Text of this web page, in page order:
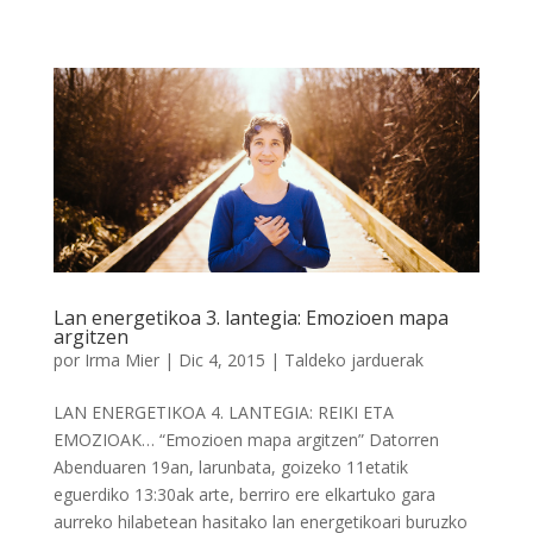
Lan energetikoa 3. lantegia: Emozioen mapa
argitzen
por Irma Mier| Dic 4, 2015 | Taldeko jarduerak
LAN ENERGETIKOA 4. LANTEGIA: REIKI ETA
EMOZIOAK… “Emozioen mapa argitzen” Datorren
Abenduaren 19an, larunbata, goizeko 11etatik
eguerdiko 13:30ak arte, berriro ere elkartuko gara
aurreko hilabetean hasitako lan energetikoari buruzko